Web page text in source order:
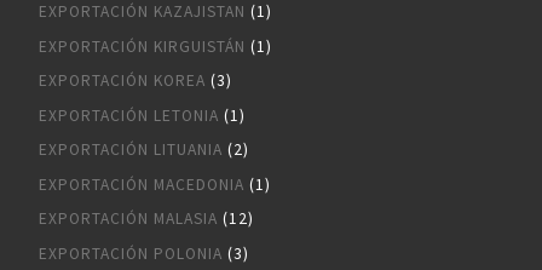
EXPORTACIÓN KAZAJISTAN (1)
EXPORTACIÓN KIRGUISTÁN (1)
EXPORTACIÓN KOREA (3)
EXPORTACIÓN LETONIA (1)
EXPORTACIÓN LITUANIA (2)
EXPORTACIÓN MACEDONIA (1)
EXPORTACIÓN MALASIA (12)
EXPORTACIÓN POLONIA (3)